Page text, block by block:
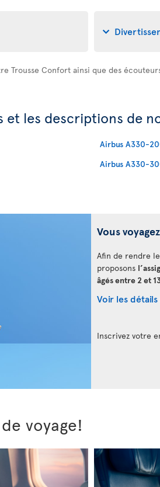
Trousse Confort ainsi que des
et les descriptions de
Airbus A330-
Airbus A330-
Vous
Afin de rendre
proposons
âgés entre 2 et
Voir les
Inscrivez votre
voyage!